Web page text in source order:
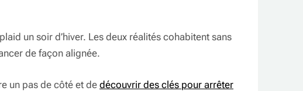
un soir d’hiver. Les deux réalités cohabitent sans
de façon alignée.
un pas de côté et dedécouvrir des clés pour arrêter